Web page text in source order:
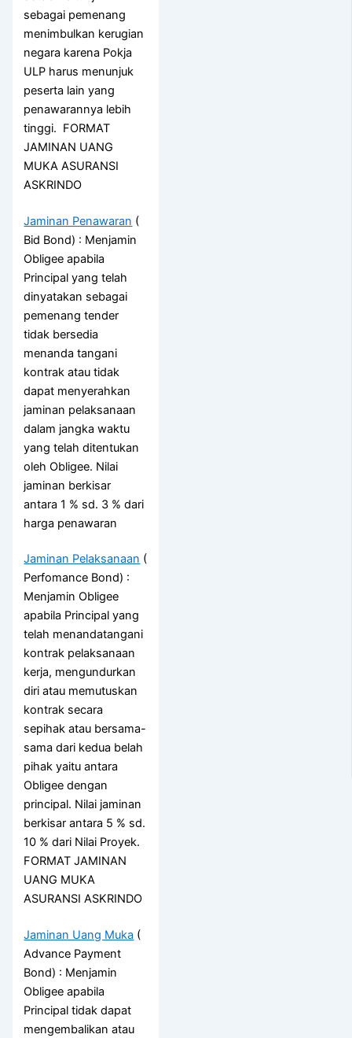
sebagai pemenang
menimbulkan kerugian
negara karena Pokja
ULP harus menunjuk
peserta lain yang
penawarannya lebih
tinggi. FORMAT
JAMINAN UANG
MUKA ASURANSI
ASKRINDO
Jaminan Penawaran (
Bid Bond) : Menjamin
Obligee apabila
Principal yang telah
dinyatakan sebagai
pemenang tender
tidak bersedia
menanda tangani
kontrak atau tidak
dapat menyerahkan
jaminan pelaksanaan
dalam jangka waktu
yang telah ditentukan
oleh Obligee. Nilai
jaminan berkisar
antara 1 % sd. 3 % dari
harga penawaran
Jaminan Pelaksanaan (
Perfomance Bond) :
Menjamin Obligee
apabila Principal yang
telah menandatangani
kontrak pelaksanaan
kerja, mengundurkan
diri atau memutuskan
kontrak secara
sepihak atau bersama-
sama dari kedua belah
pihak yaitu antara
Obligee dengan
principal. Nilai jaminan
berkisar antara 5 % sd.
10 % dari Nilai Proyek.
FORMAT JAMINAN
UANG MUKA
ASURANSI ASKRINDO
Jaminan Uang Muka (
Advance Payment
Bond) : Menjamin
Obligee apabila
Principal tidak dapat
mengembalikan atau